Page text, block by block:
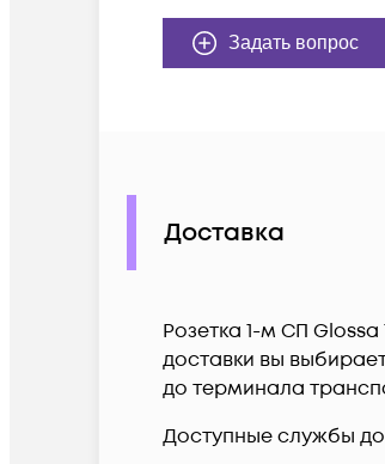
Задать вопрос
Доставка
Розетка 1-м СП
доставки вы
до терминала
Доступные службы